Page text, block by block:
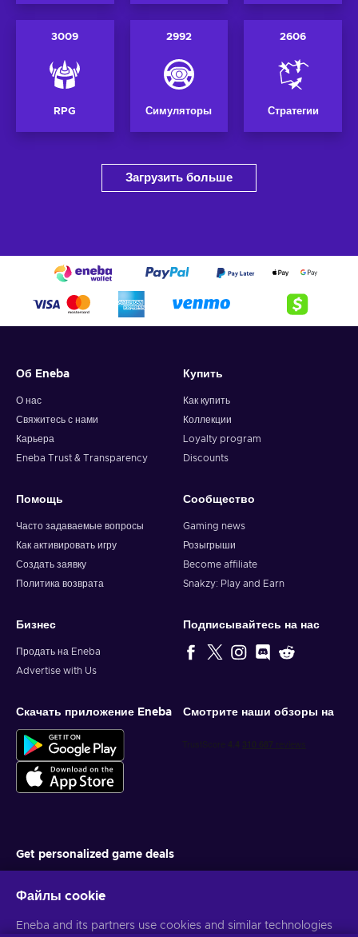
3009
RPG
2992
Симуляторы
2606
Стратегии
Загрузить больше
Об Eneba
О нас
Свяжитесь с нами
Карьера
Eneba Trust & Transparency
Купить
Как купить
Коллекции
Loyalty program
Discounts
Помощь
Часто задаваемые вопросы
Как активировать игру
Создать заявку
Политика возврата
Сообщество
Gaming news
Розыгрыши
Become affiliate
Snakzy: Play and Earn
Бизнес
Продать на Eneba
Advertise with Us
Подписывайтесь на нас
Скачать приложение Eneba Смотрите наши обзоры на
Get personalized game deals
information
Файлы cookie
Eneba and its partners use cookies and similar technologies